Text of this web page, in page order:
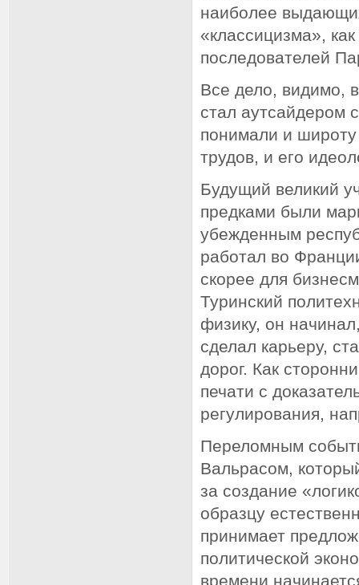
наиболее
«классицизма»,
последователей
Все дело, видимо,
стал аутсайдером
понимали и широту
трудов, и его
Будущий великий
предками были
убежденным
работал во
скорее для
Туринский
физику, он
сделал карьеру,
дорог. Как
печати с
регулирования,
Переломным
Вальрасом,
за создание
образцу
принимает
политической
времени